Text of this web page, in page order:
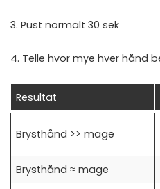
3. Pust normalt 30 sek
4. Telle hvor mye hver hånd
Resultat
Brysthånd >> mage
Brysthånd ≈ mage